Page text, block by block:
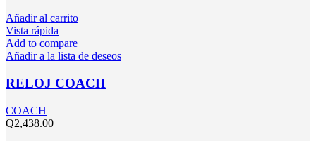
Añadir al carrito
Vista rápida
Add to compare
Añadir a la lista de deseos
RELOJ COACH
COACH
Q2,438.00